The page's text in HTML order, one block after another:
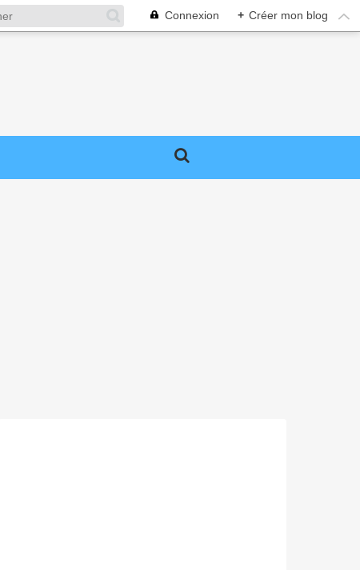
Connexion + Créer mon blog